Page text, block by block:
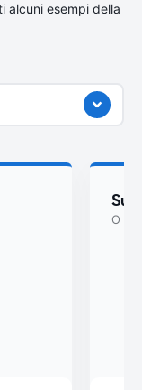
alcuni esempi della
O